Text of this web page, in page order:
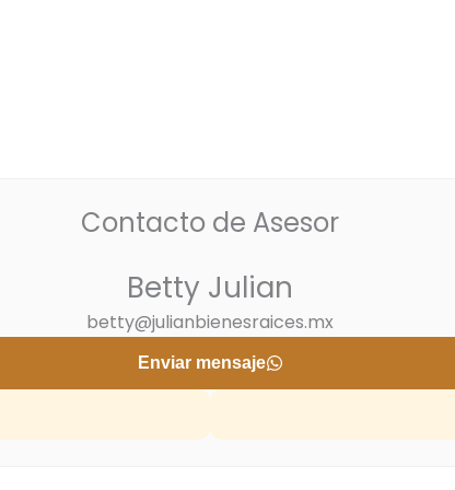
Contacto de Asesor
Betty Julian
betty@julianbienesraices.mx
Enviar mensaje